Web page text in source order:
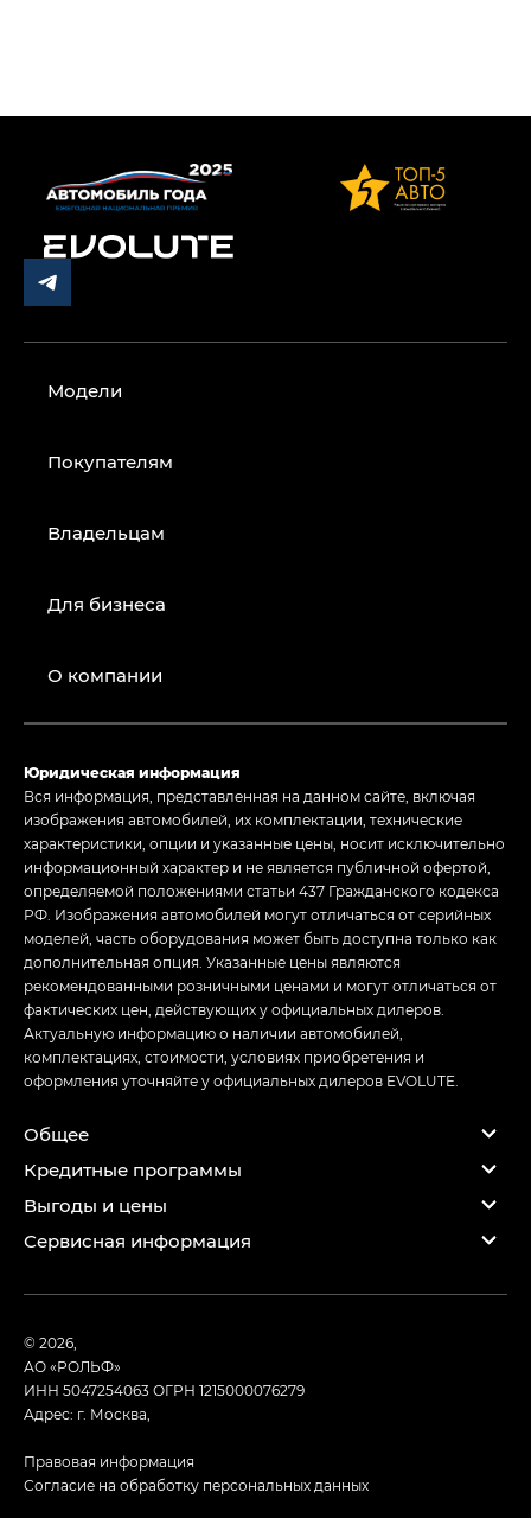
Модели
Покупателям
Владельцам
Для бизнеса
О компании
Юридическая информация
Вся информация, представленная на данном сайте, включая
изображения автомобилей, их комплектации, технические
характеристики, опции и указанные цены, носит исключительно
информационный характер и не является публичной офертой,
определяемой положениями статьи 437 Гражданского кодекса
РФ. Изображения автомобилей могут отличаться от серийных
моделей, часть оборудования может быть доступна только как
дополнительная опция. Указанные цены являются
рекомендованными розничными ценами и могут отличаться от
фактических цен, действующих у официальных дилеров.
Актуальную информацию о наличии автомобилей,
комплектациях, стоимости, условиях приобретения и
оформления уточняйте у официальных дилеров EVOLUTE.
Общее
Кредитные программы
Выгоды и цены
Сервисная информация
© 2026,
АО «РОЛЬФ»
ИНН 5047254063ОГРН 1215000076279
Адрес: г. Москва,
Правовая информация
Согласие на обработку персональных данных